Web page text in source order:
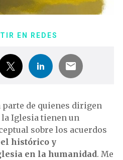
EN REDES
parte de quienes dirigen
Iglesia tienen un
sobre los acuerdos
histórico y
en la humanidad. Me